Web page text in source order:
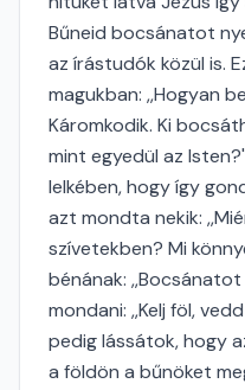
Bűneid bocsánatot
az írástudók közül is.
magukban: ,,Hogyan
Káromkodik. Ki
mint egyedül az
lelkében, hogy így
azt mondta nekik:
szívetekben? Mi
bénának:
mondani: ,,Kelj föl,
pedig lássátok, hogy
a földön a bűnöket